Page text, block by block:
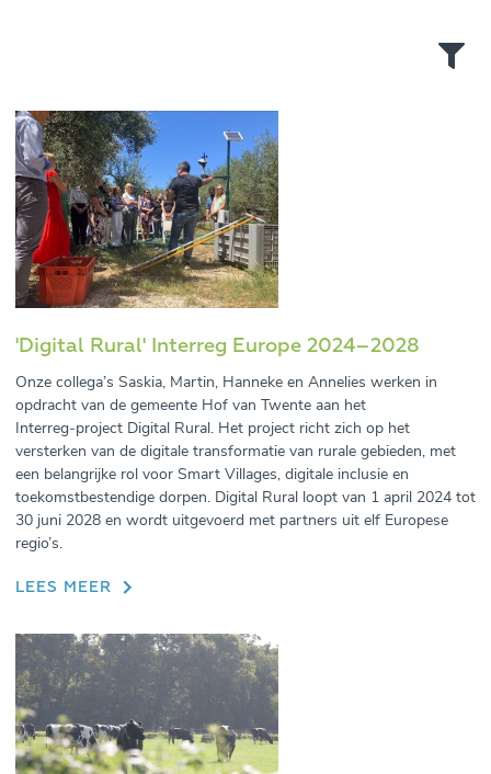
'Digital Rural' Interreg Europe 2024–2028
Onze collega’s Saskia, Martin, Hanneke en Annelies werken in
opdracht van de gemeente Hof van Twente aan het
Interreg‑project Digital Rural. Het project richt zich op het
versterken van de digitale transformatie van rurale gebieden, met
een belangrijke rol voor Smart Villages, digitale inclusie en
toekomstbestendige dorpen. Digital Rural loopt van 1 april 2024 tot
30 juni 2028 en wordt uitgevoerd met partners uit elf Europese
regio’s.
LEES MEER